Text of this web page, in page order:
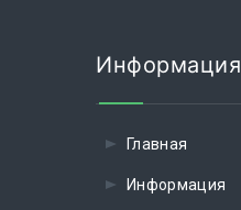
Информация
Главная
Информация